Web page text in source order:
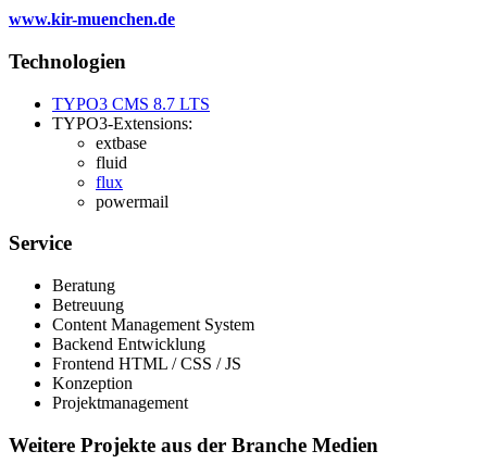
www.kir-muenchen.de
Technologien
TYPO3 CMS 8.7 LTS
TYPO3-Extensions:
extbase
fluid
flux
powermail
Service
Beratung
Betreuung
Content Management System
Backend Entwicklung
Frontend HTML / CSS / JS
Konzeption
Projektmanagement
Weitere Projekte aus der Branche Medien